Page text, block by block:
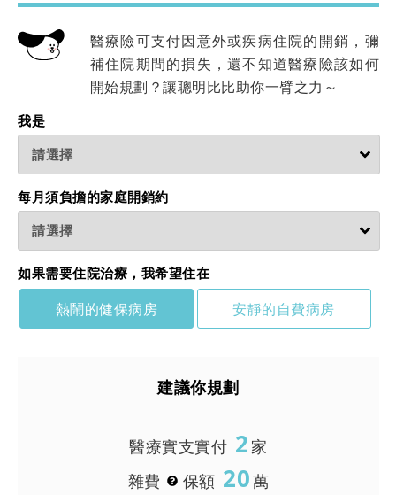
醫療險可支付因意外或疾病住院的開銷，彌
補住院期間的損失，還不知道醫療險該如何
開始規劃？讓聰明比比助你一臂之力～
我是
每月須負擔的家庭開銷約
如果需要住院治療，我希望住在
熱鬧的健保病房 安靜的自費病房
建議你規劃
醫療實支實付 2 家
雜費
保額 20萬